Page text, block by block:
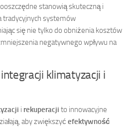
stanowią skuteczną i
tradycyjnych systemów
się nie tylko do obniżenia kosztów
negatywnego wpływu na
klimatyzacji i
i rekuperacji to innowacyjne
aby zwiększyć efektywność